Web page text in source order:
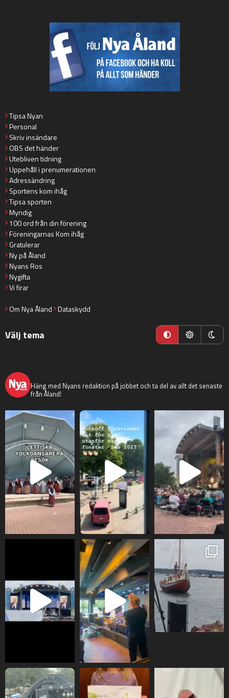
Tipsa Nyan
Personal
Skriv insändare
OBS det händer
Utebliven tidning
Uppehåll i prenumerationen
Adressändring
Sportens kom ihåg
Tipsa sporten
Myndig
100 ord från din förening
Föreningarnas Kom ihåg
Gratulerar
Ny på Åland
Nyans Ros
Nygifta
Vi firar
Om Nya Åland Dataskydd
Välj tema
Häng med Nyans redaktion på jobbet och ta del av allt det senaste
från Åland!